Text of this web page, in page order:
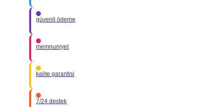
güvenli ödeme
memnuniyet
kalite garantisi
7/24 destek